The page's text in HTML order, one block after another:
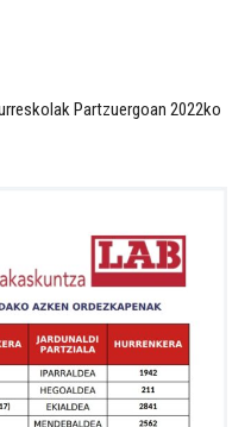
Partzuergoan 2022ko